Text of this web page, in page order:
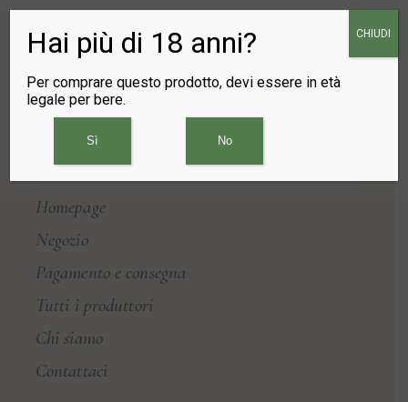
CIBONOSTRVM
Homepage
Negozio
Pagamento e consegna
Tutti i produttori
Chi siamo
Contattaci
Hai più di 18 anni?
Per comprare questo prodotto, devi essere in età
legale per bere.
Sì No
CHIUDI